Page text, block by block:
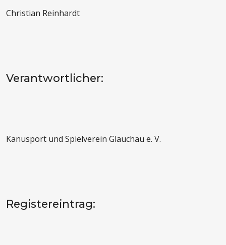
Christian Reinhardt
Verantwortlicher:
Kanusport und Spielverein Glauchau e. V.
Registereintrag: